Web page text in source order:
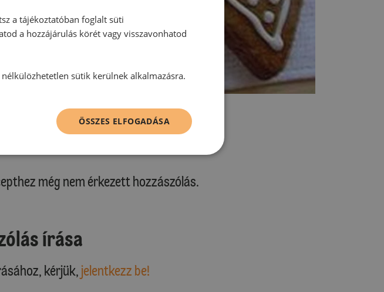
még nem érkezett hozzászólás.
írása
kérjük, jelentkezz be!
a tájékoztatóban foglalt süti
a hozzájárulás körét vagy visszavonhatod
sütik kerülnek alkalmazásra.
ÖSSZES ELFOGADÁSA